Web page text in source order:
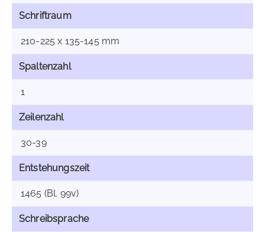
Schriftraum
210-225 x 135-145 mm
Spaltenzahl
1
Zeilenzahl
30-39
Entstehungszeit
1465 (Bl. 99v)
Schreibsprache